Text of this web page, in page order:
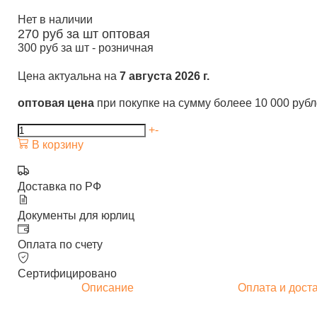
Нет в наличии
270 руб за шт оптовая
300 руб за шт - розничная
Цена актуальна на 7 августа 2026 г.
оптовая цена при покупке на сумму болеее 10 000
+-
В корзину
Доставка по РФ
Документы для юрлиц
Оплата по счету
Сертифицировано
Описание
Оплата и